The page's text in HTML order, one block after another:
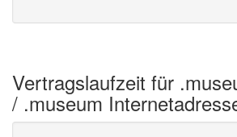
Vertragslaufzeit für
/ .museum